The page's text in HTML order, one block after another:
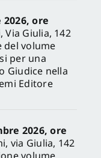
ore
Via Giulia, 142
del volume
per una
Giudice nella
Editore
2026, ore
via Giulia, 142